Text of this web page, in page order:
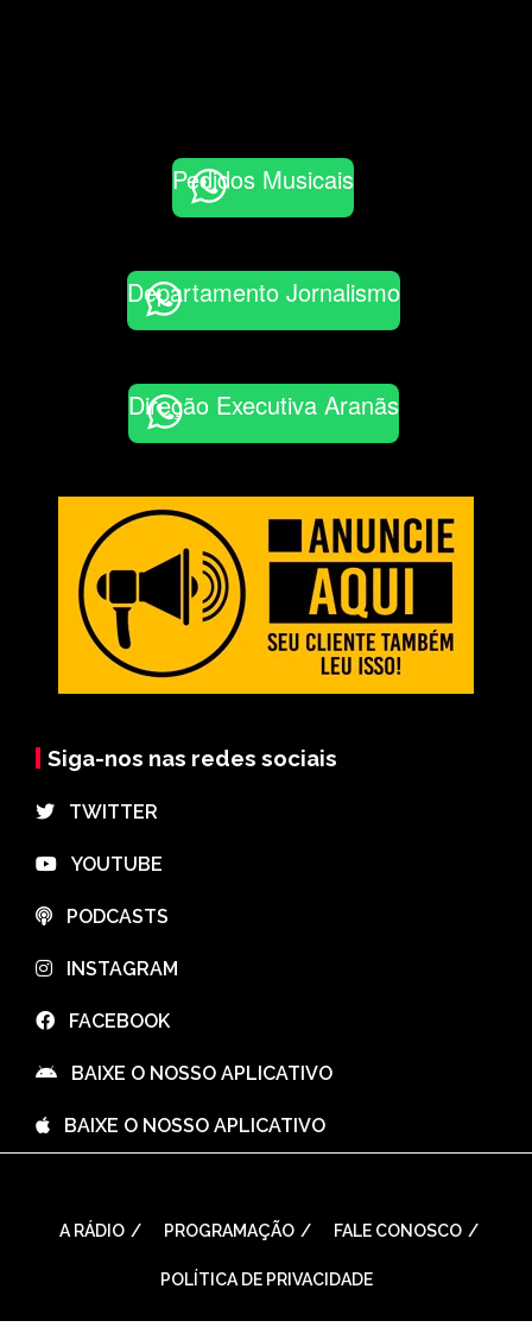
Pedidos Musicais
Departamento Jornalismo
Direção Executiva Aranãs
Siga-nos nas redes sociais
⠀TWITTER
⠀YOUTUBE
⠀PODCASTS
⠀INSTAGRAM
⠀FACEBOOK
⠀BAIXE O NOSSO APLICATIVO
⠀BAIXE O NOSSO APLICATIVO
A RÁDIO PROGRAMAÇÃO FALE CONOSCO
POLÍTICA DE PRIVACIDADE